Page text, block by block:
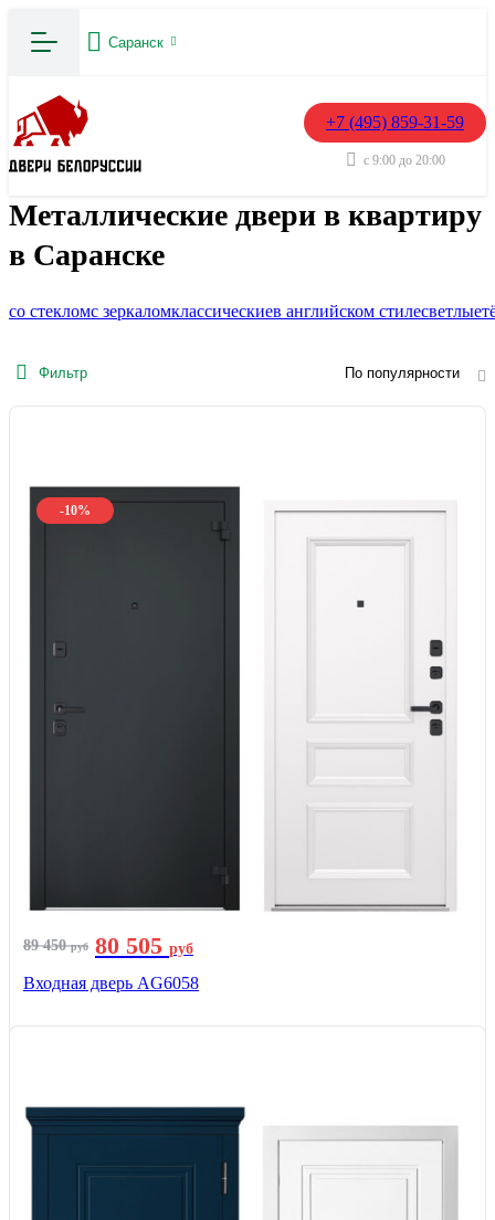
Саранск
+7 (495) 859-31-59
с 9:00 до 20:00
Металлические двери в квартиру
в Саранске
со стекломс зеркаломклассическиев английском стилесветлые
Фильтр По популярности
-10%
89 450руб 80 505 руб
Входная дверь AG6058